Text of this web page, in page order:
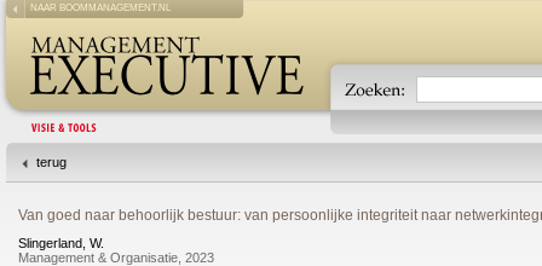
NAAR BOOMMANAGEMENT.NL
terug
Van goed naar behoorlijk bestuur: van persoonlijke integriteit naar
Slingerland, W.
Management & Organisatie, 2023